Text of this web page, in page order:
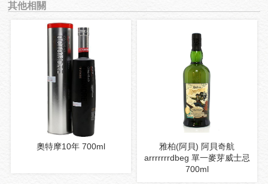
其他相關
奧特摩10年 700ml
雅柏(阿貝) 阿貝奇航
arrrrrrrdbeg 單一麥芽威士忌
700ml